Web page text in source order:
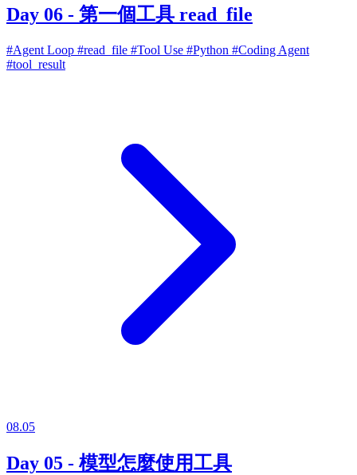
Day 06 - 第一個工具 read_file
#Agent Loop #read_file #Tool Use #Python #Coding Agent
#tool_result
08.05
Day 05 - 模型怎麼使用工具